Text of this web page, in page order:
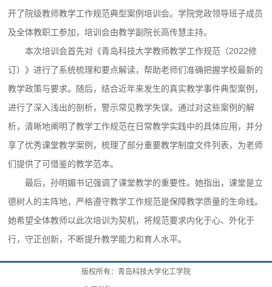
开了院级教师教学工作规范典型案例培训会。学院党政领导班子成员
及全体教职工参加，培训会由教学副院长高传慧主持。
本次培训会首先对《青岛科技大学教师教学工作规范（2022修
订）》进行了系统梳理和要点解读，帮助老师们准确把握学校最新的
教学政策与要求。随后，结合近年来发生的真实教学事件典型案例，
进行了深入浅出的剖析，警示常见教学失误。通过对这些案例的解
析，清晰地阐明了教学工作规范在日常教学实践中的具体应用，并分
享了优秀课堂教学案例，梳理了部分重要教学制度文件列表，为老师
们提供了可借鉴的教学范本。
最后，孙明媚书记强调了课堂教学的重要性。她指出，课堂是立
德树人的主阵地，严格遵守教学工作规范是保障教学质量的生命线。
她希望全体教师以此次培训为契机，将规范要求内化于心、外化于
行，守正创新，不断提升教学能力和育人水平。
版权所有：青岛科技大学化工学院